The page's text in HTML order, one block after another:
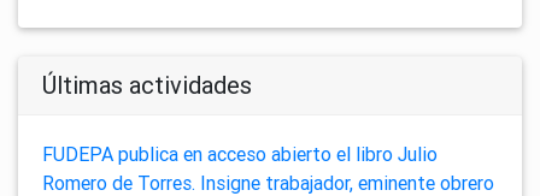
Últimas actividades
FUDEPA publica en acceso abierto el libro Julio
Romero de Torres. Insigne trabajador, eminente obrero